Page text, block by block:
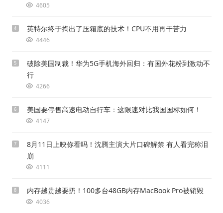
4605
4 英特尔终于掏出了压箱底的技术！CPU不用再干苦力
4446
5
破除美国制裁！华为5G手机海外回归：有国外花粉到激动不
行
4266
6 美国要停售高速电动自行车：这限速对比我国国标如何！
4147
7
8月11日上映你看吗！沈腾主演大片口碑解禁 有人看完称泪
崩
4111
8 内存越贵越要扔！100多台48GB内存MacBook Pro被销毁
4036